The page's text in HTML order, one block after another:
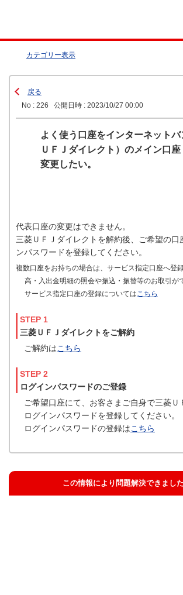
カテゴリー表示
戻る
No : 226
公開日時 : 2023/10/27 00:00
よく使う口座をインターネット
ＵＦＪダイレクト）のメイン口
変更したい。
代表口座の変更はできません。
三菱ＵＦＪダイレクトを解約後、ご希望の口
ンパスワードを登録してください。
複数口座をお持ちの場合は、サービス指定口座へ登
高・入出金明細の照会や振込・振替等のお取引が
サービス指定口座の登録については こちら
STEP 1
三菱ＵＦＪダイレクトをご解約
ご解約はこちら
STEP 2
ログインパスワードのご登録
ご希望口座にて、お客さまご自身で三菱Ｕ
ログインパスワードを登録してください。
ログインパスワードの登録はこちら
この情報により問題解決できまし